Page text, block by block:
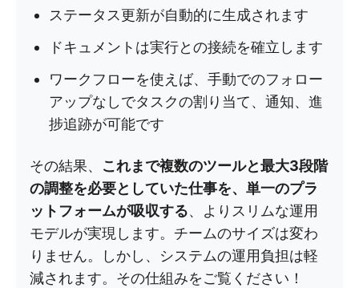
ステータス更新が自動的に生成されます
ドキュメントは実行との接続を確立します
ワークフローを使えば、手動でのフォロー
アップなしでタスクの割り当て、通知、進
捗追跡が可能です
その結果、 これまで複数のツールと最大3段階
の調整を必要としていた仕事を、単一のプラ
ットフォームが吸収する、よりスリムな運用
モデルが実現します。チームのサイズは変わ
りません。しかし、システムの運用負担は軽
減されます。その仕組みをご覧ください！